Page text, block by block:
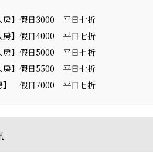
房】假日3000 平日七折
房】假日4000 平日七折
房】假日5000 平日七折
房】假日5500 平日七折
】 假日7000 平日七折